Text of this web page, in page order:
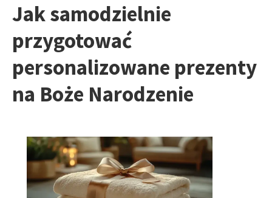
Jak samodzielnie
przygotować
personalizowane prezenty
na Boże Narodzenie